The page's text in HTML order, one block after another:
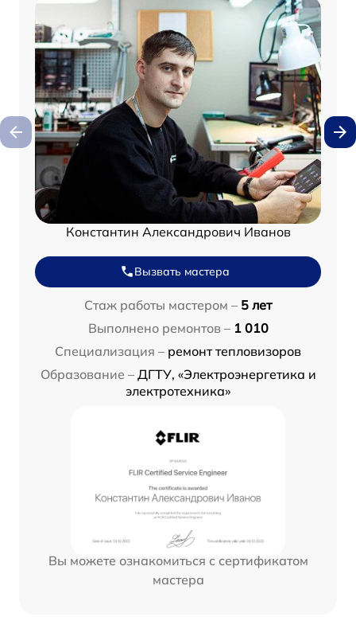
Константин Александрович Иванов
Вызвать мастера
Стаж работы мастером – 5 лет
Выполнено ремонтов – 1 010
Специализация – ремонт тепловизоров
Образование – ДГТУ, «Электроэнергетика и
электротехника»
Вы можете ознакомиться с сертификатом
мастера